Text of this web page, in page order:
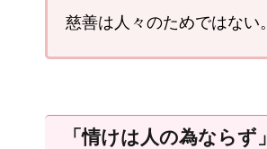
慈善は人々のためではない。
「情けは人の為ならず